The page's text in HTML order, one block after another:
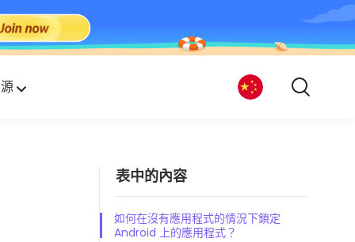
表中的內容
如何在沒有應用程式的情況下鎖定
Android 上的應用程式？